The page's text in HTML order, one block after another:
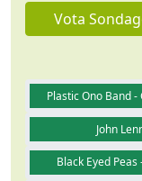
Vota
Plastic Ono Band
John
Black Eyed